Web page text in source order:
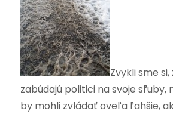
Zvykli sme
zabúdajú politici na svoje sľuby,
by mohli zvládať oveľa ľahšie,